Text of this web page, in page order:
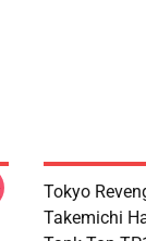
Tokyo
Takemichi